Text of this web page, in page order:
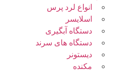
انواع لرد پرس
اسلایسر
دستگاه آبگیری
دستگاه های سرند
دیستونر
مکنده